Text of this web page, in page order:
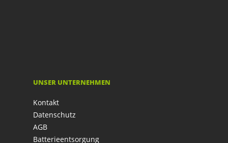
UNSER UNTERNEHMEN
Kontakt
Datenschutz
AGB
Batterieentsorgung